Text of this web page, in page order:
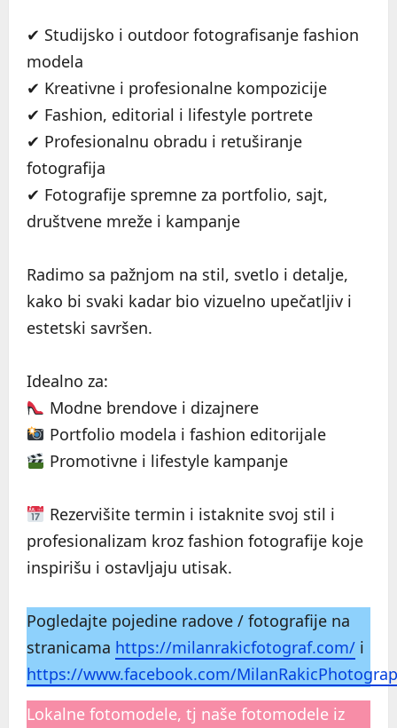
✔ Studijsko i outdoor fotografisanje fashion
modela
✔ Kreativne i profesionalne kompozicije
✔ Fashion, editorial i lifestyle portrete
✔ Profesionalnu obradu i retuširanje
fotografija
✔ Fotografije spremne za portfolio, sajt,
društvene mreže i kampanje
Radimo sa pažnjom na stil, svetlo i detalje,
kako bi svaki kadar bio vizuelno upečatljiv i
estetski savršen.
Idealno za:
Modne brendove i dizajnere
Portfolio modela i fashion editorijale
Promotivne i lifestyle kampanje
Rezervišite termin i istaknite svoj stil i
profesionalizam kroz fashion fotografije koje
inspirišu i ostavljaju utisak.
Pogledajte pojedine radove / fotografije na
stranicama https://milanrakicfotograf.com/ i
https://www.facebook.com/
Lokalne fotomodele, tj naše fotomodele iz